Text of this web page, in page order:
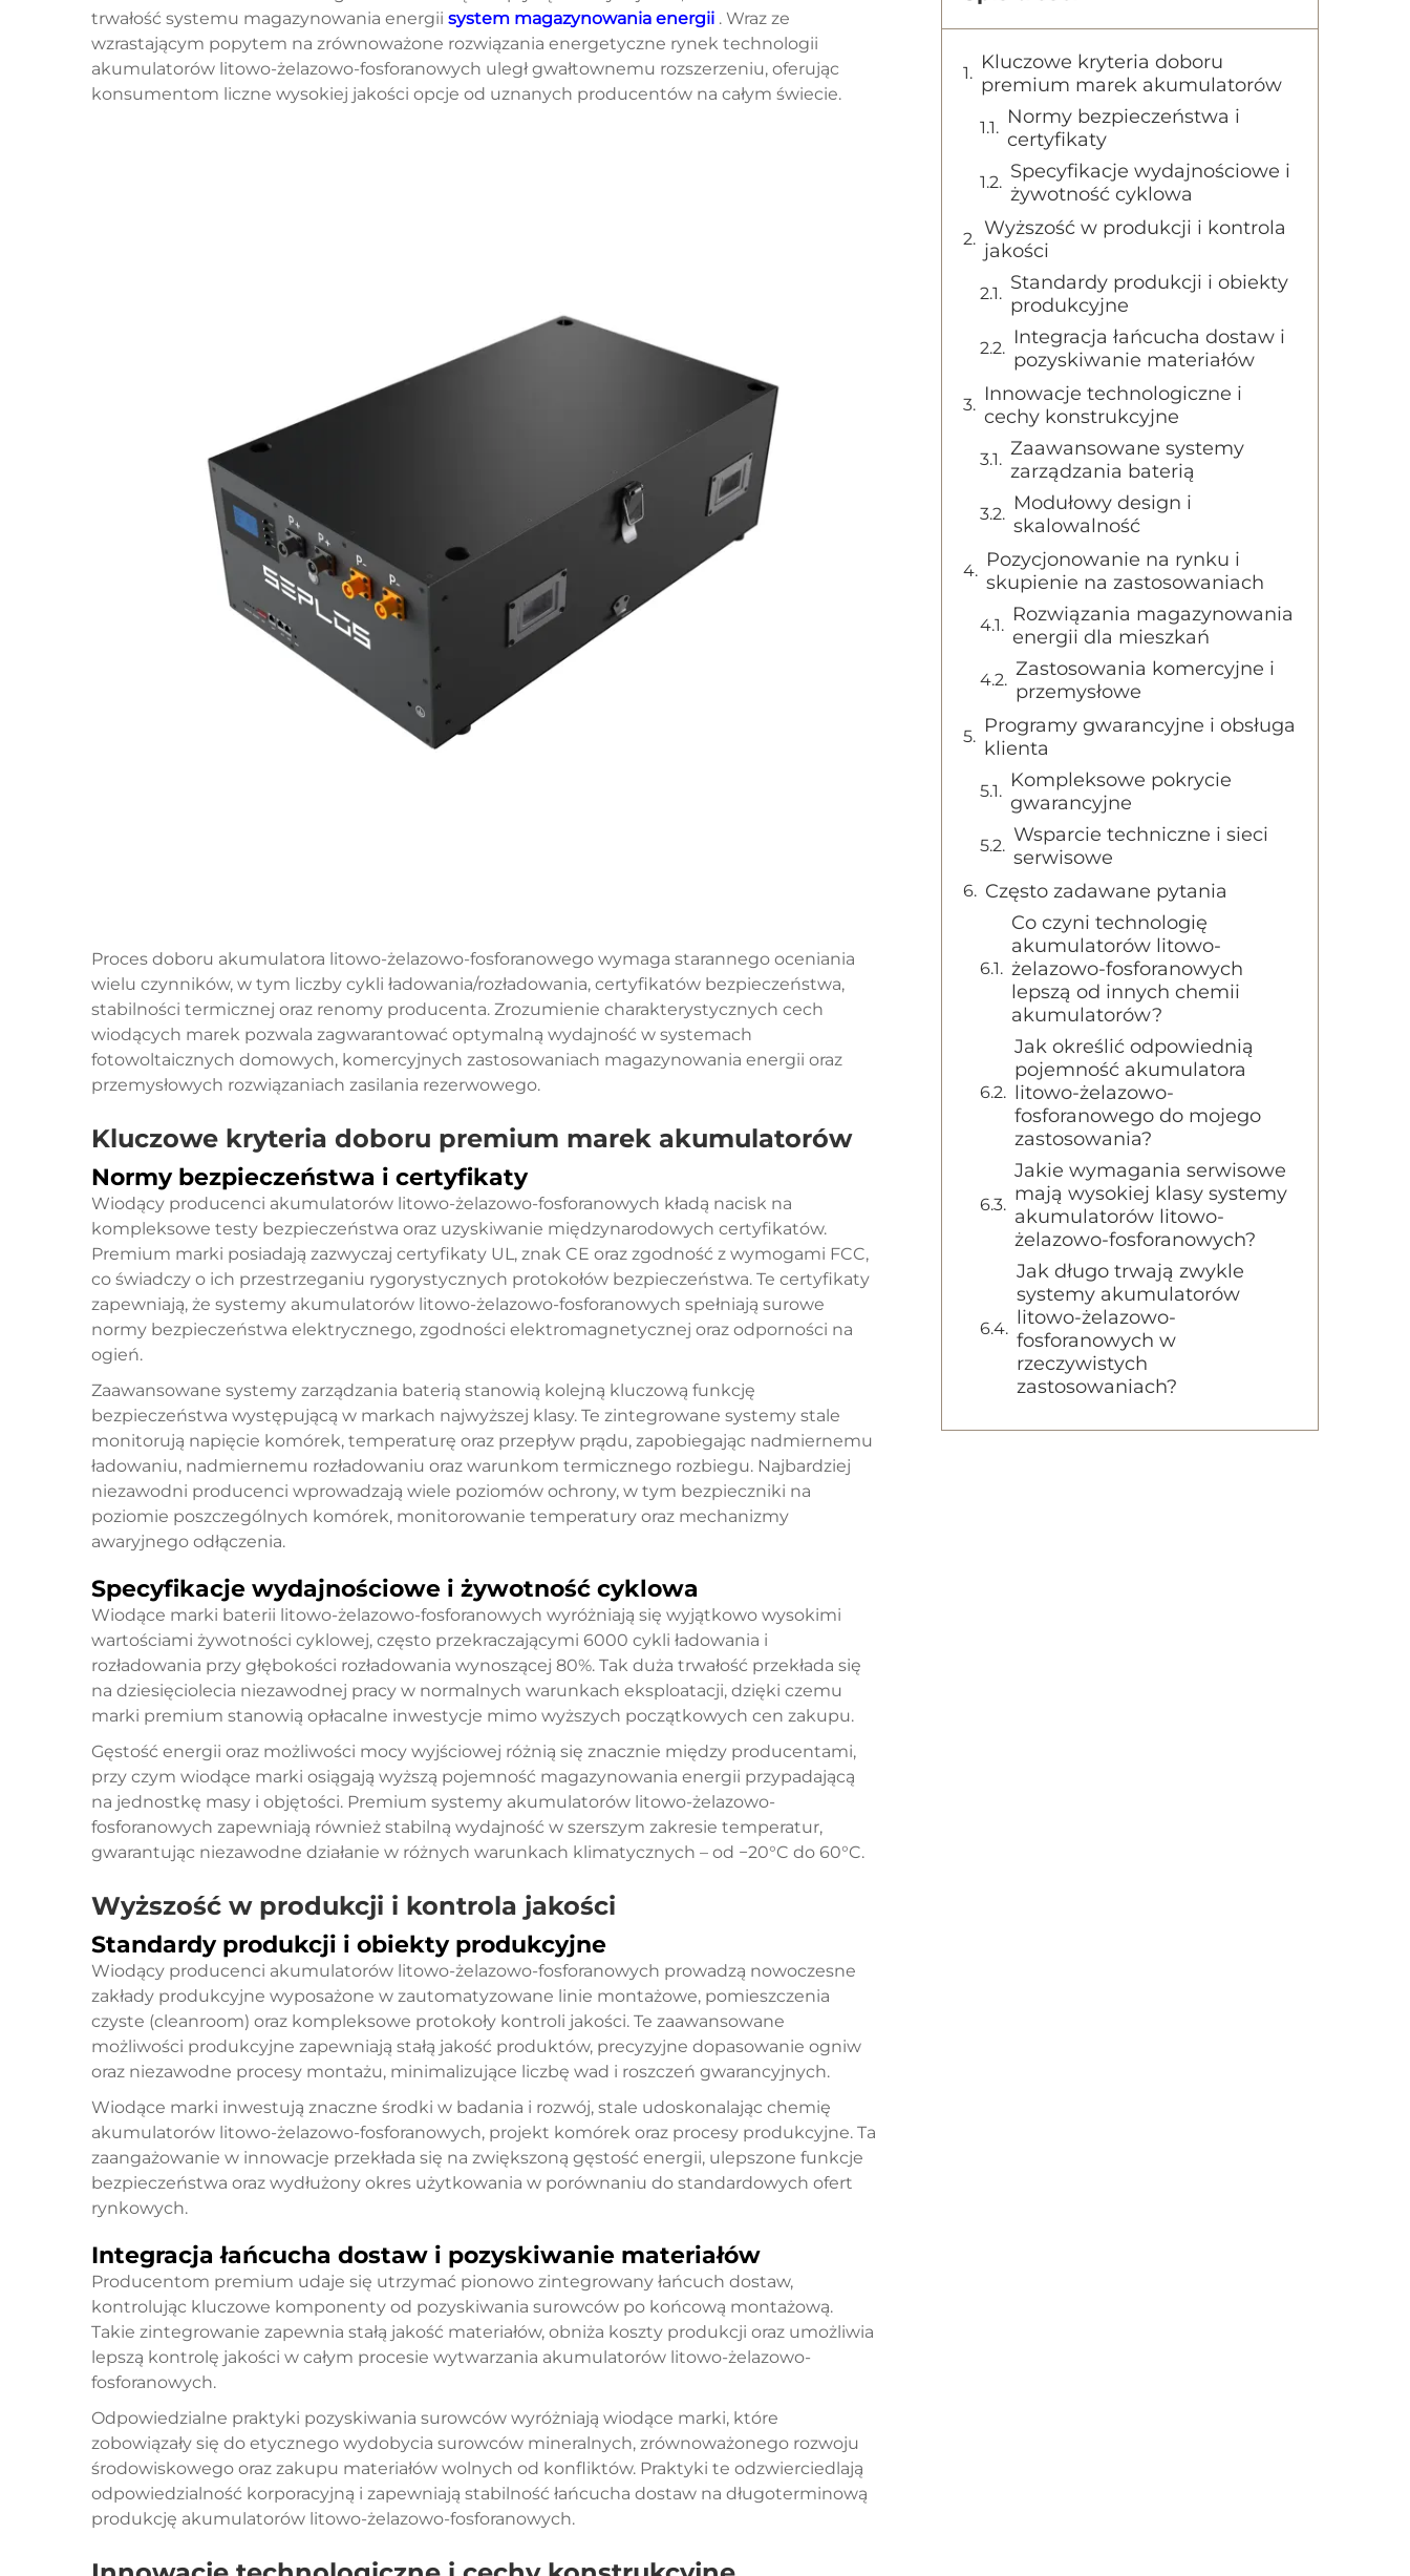
trwałość systemu magazynowania energii system magazynowania energii . Wraz ze
wzrastającym popytem na zrównoważone rozwiązania energetyczne rynek technologii
akumulatorów litowo-żelazowo-fosforanowych uległ gwałtownemu rozszerzeniu, oferując
konsumentom liczne wysokiej jakości opcje od uznanych producentów na całym świecie.
Proces doboru akumulatora litowo-żelazowo-fosforanowego wymaga starannego oceniania
wielu czynników, w tym liczby cykli ładowania/rozładowania, certyfikatów bezpieczeństwa,
stabilności termicznej oraz renomy producenta. Zrozumienie charakterystycznych cech
wiodących marek pozwala zagwarantować optymalną wydajność w systemach
fotowoltaicznych domowych, komercyjnych zastosowaniach magazynowania energii oraz
przemysłowych rozwiązaniach zasilania rezerwowego.
Kluczowe kryteria doboru premium marek akumulatorów
Normy bezpieczeństwa i certyfikaty
Wiodący producenci akumulatorów litowo-żelazowo-fosforanowych kładą nacisk na
kompleksowe testy bezpieczeństwa oraz uzyskiwanie międzynarodowych certyfikatów.
Premium marki posiadają zazwyczaj certyfikaty UL, znak CE oraz zgodność z wymogami FCC,
co świadczy o ich przestrzeganiu rygorystycznych protokołów bezpieczeństwa. Te certyfikaty
zapewniają, że systemy akumulatorów litowo-żelazowo-fosforanowych spełniają surowe
normy bezpieczeństwa elektrycznego, zgodności elektromagnetycznej oraz odporności na
ogień.
Zaawansowane systemy zarządzania baterią stanowią kolejną kluczową funkcję
bezpieczeństwa występującą w markach najwyższej klasy. Te zintegrowane systemy stale
monitorują napięcie komórek, temperaturę oraz przepływ prądu, zapobiegając nadmiernemu
ładowaniu, nadmiernemu rozładowaniu oraz warunkom termicznego rozbiegu. Najbardziej
niezawodni producenci wprowadzają wiele poziomów ochrony, w tym bezpieczniki na
poziomie poszczególnych komórek, monitorowanie temperatury oraz mechanizmy
awaryjnego odłączenia.
Specyfikacje wydajnościowe i żywotność cyklowa
Wiodące marki baterii litowo-żelazowo-fosforanowych wyróżniają się wyjątkowo wysokimi
wartościami żywotności cyklowej, często przekraczającymi 6000 cykli ładowania i
rozładowania przy głębokości rozładowania wynoszącej 80%. Tak duża trwałość przekłada się
na dziesięciolecia niezawodnej pracy w normalnych warunkach eksploatacji, dzięki czemu
marki premium stanowią opłacalne inwestycje mimo wyższych początkowych cen zakupu.
Gęstość energii oraz możliwości mocy wyjściowej różnią się znacznie między producentami,
przy czym wiodące marki osiągają wyższą pojemność magazynowania energii przypadającą
na jednostkę masy i objętości. Premium systemy akumulatorów litowo-żelazowo-
fosforanowych zapewniają również stabilną wydajność w szerszym zakresie temperatur,
gwarantując niezawodne działanie w różnych warunkach klimatycznych – od −20°C do 60°C.
Wyższość w produkcji i kontrola jakości
Standardy produkcji i obiekty produkcyjne
Wiodący producenci akumulatorów litowo-żelazowo-fosforanowych prowadzą nowoczesne
zakłady produkcyjne wyposażone w zautomatyzowane linie montażowe, pomieszczenia
czyste (cleanroom) oraz kompleksowe protokoły kontroli jakości. Te zaawansowane
możliwości produkcyjne zapewniają stałą jakość produktów, precyzyjne dopasowanie ogniw
oraz niezawodne procesy montażu, minimalizujące liczbę wad i roszczeń gwarancyjnych.
Wiodące marki inwestują znaczne środki w badania i rozwój, stale udoskonalając chemię
akumulatorów litowo-żelazowo-fosforanowych, projekt komórek oraz procesy produkcyjne. Ta
zaangażowanie w innowacje przekłada się na zwiększoną gęstość energii, ulepszone funkcje
bezpieczeństwa oraz wydłużony okres użytkowania w porównaniu do standardowych ofert
rynkowych.
Integracja łańcucha dostaw i pozyskiwanie materiałów
Producentom premium udaje się utrzymać pionowo zintegrowany łańcuch dostaw,
kontrolując kluczowe komponenty od pozyskiwania surowców po końcową montażową.
Takie zintegrowanie zapewnia stałą jakość materiałów, obniża koszty produkcji oraz umożliwia
lepszą kontrolę jakości w całym procesie wytwarzania akumulatorów litowo-żelazowo-
fosforanowych.
Odpowiedzialne praktyki pozyskiwania surowców wyróżniają wiodące marki, które
zobowiązały się do etycznego wydobycia surowców mineralnych, zrównoważonego rozwoju
środowiskowego oraz zakupu materiałów wolnych od konfliktów. Praktyki te odzwierciedlają
odpowiedzialność korporacyjną i zapewniają stabilność łańcucha dostaw na długoterminową
produkcję akumulatorów litowo-żelazowo-fosforanowych.
Kluczowe kryteria doboru
premium marek akumulatorów
Normy bezpieczeństwa i
certyfikaty
Specyfikacje wydajnościowe i
żywotność cyklowa
Wyższość w produkcji i kontrola
jakości
Standardy produkcji i obiekty
produkcyjne
Integracja łańcucha dostaw i
pozyskiwanie materiałów
Innowacje technologiczne i
cechy konstrukcyjne
Zaawansowane systemy
zarządzania baterią
Modułowy design i
skalowalność
Pozycjonowanie na rynku i
skupienie na zastosowaniach
Rozwiązania magazynowania
energii dla mieszkań
Zastosowania komercyjne i
przemysłowe
Programy gwarancyjne i obsługa
klienta
Kompleksowe pokrycie
gwarancyjne
Wsparcie techniczne i sieci
serwisowe
Często zadawane pytania
Co czyni technologię
akumulatorów litowo-
żelazowo-fosforanowych
lepszą od innych chemii
akumulatorów?
Jak określić odpowiednią
pojemność akumulatora
litowo-żelazowo-
fosforanowego do mojego
zastosowania?
Jakie wymagania serwisowe
mają wysokiej klasy systemy
akumulatorów litowo-
żelazowo-fosforanowych?
Jak długo trwają zwykle
systemy akumulatorów
litowo-żelazowo-
fosforanowych w
rzeczywistych
zastosowaniach?